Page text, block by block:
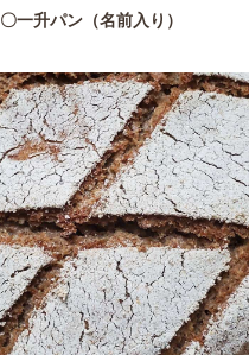
〇一升パン（名前入り）